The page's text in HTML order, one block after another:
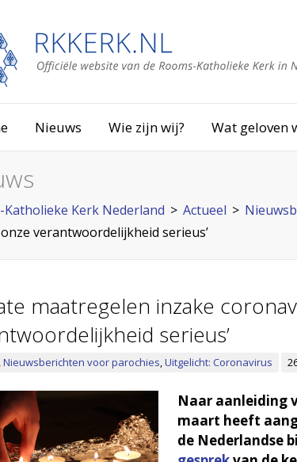
Nieuws Wie zijn wij? Wat geloven
Katholieke Kerk Nederland > Actueel >
verantwoordelijkheid serieus’
maatregelen inzake
serieus’
,Nieuwsberichten voor parochies,Uitgelicht: Coronavirus
Naar aanleiding
maart heeft
de Nederlandse